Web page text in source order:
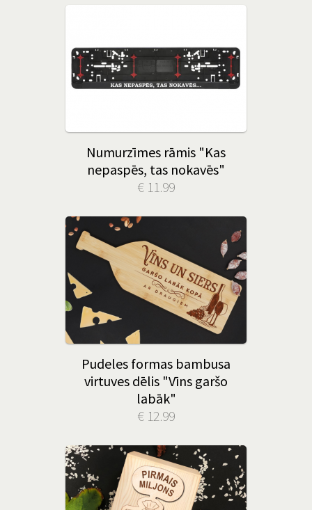
Numurzīmes rāmis "Kas
nepaspēs, tas nokavēs"
€ 11.99
Pudeles formas bambusa
virtuves dēlis "Vīns garšo
labāk"
€ 12.99